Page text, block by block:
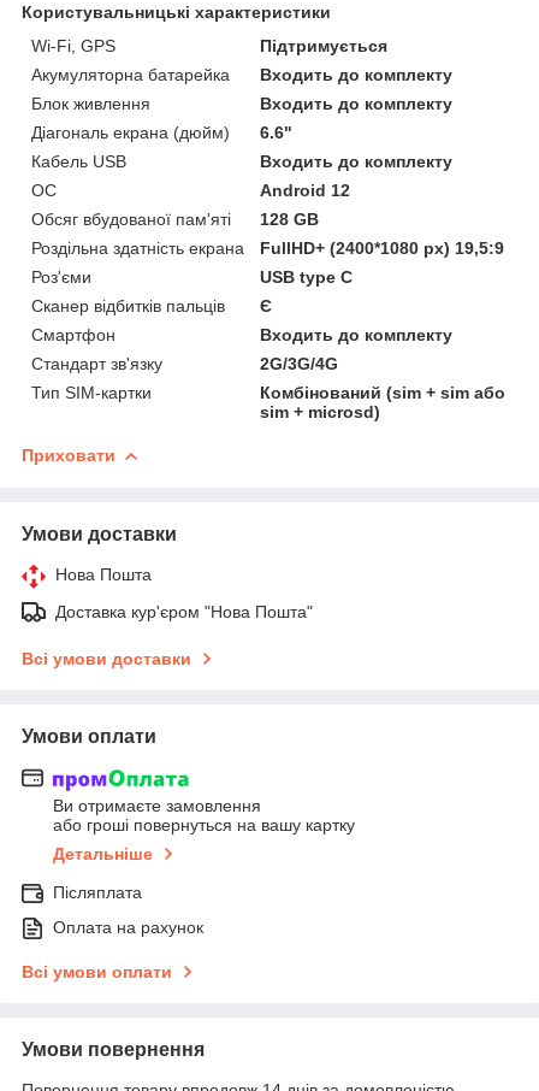
Користувальницькі характеристики
Wi-Fi, GPS
Підтримується
Акумуляторна батарейка
Входить до комплекту
Блок живлення
Входить до комплекту
Діагональ екрана (дюйм)
6.6"
Кабель USB
Входить до комплекту
ОС
Android 12
Обсяг вбудованої пам'яті
128 GB
Роздільна здатність екрана
FullHD+ (2400*1080 px) 19,5:9
Роз'єми
USB type C
Сканер відбитків пальців
Є
Смартфон
Входить до комплекту
Стандарт зв'язку
2G/3G/4G
Тип SIM-картки
Комбінований (sim + sim або
sim + microsd)
Приховати
Умови доставки
Нова Пошта
Доставка кур'єром "Нова Пошта"
Всі умови доставки
Умови оплати
Ви отримаєте замовлення
або гроші повернуться на вашу картку
Детальніше
Післяплата
Оплата на рахунок
Всі умови оплати
Умови повернення